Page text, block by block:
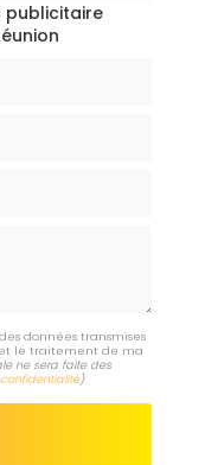
publicitaire
données transmises
le traitement de ma
ne sera faite des
)